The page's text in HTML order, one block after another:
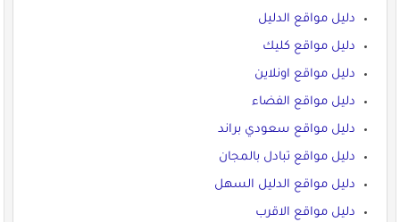
دليل مواقع الدليل
دليل مواقع كليك
دليل مواقع اونلاين
دليل مواقع الفضاء
دليل مواقع سعودي براند
دليل مواقع تبادل بالمجان
دليل مواقع الدليل السهل
دليل مواقع الاقرب